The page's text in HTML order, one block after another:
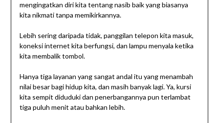
mengingatkan diri kita tentang nasib baik yang biasanya
kita nikmati tanpa memikirkannya.
Lebih sering daripada tidak, panggilan telepon kita masuk,
koneksi internet kita berfungsi, dan lampu menyala ketika
kita membalik tombol.
Hanya tiga layanan yang sangat andal itu yang menambah
nilai besar bagi hidup kita, dan masih banyak lagi. Ya, kursi
kita sempit diduduki dan penerbangannya pun terlambat
tiga puluh menit atau bahkan lebih.